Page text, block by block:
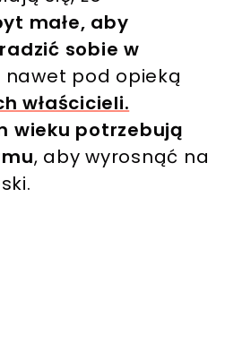
małe, aby
sobie w
nawet pod opieką
właścicieli.
wieku potrzebują
, aby wyrosnąć na